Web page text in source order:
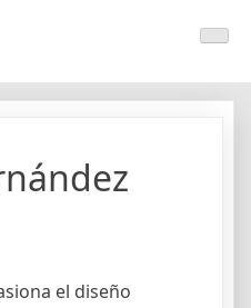
y el caribe
el diseño